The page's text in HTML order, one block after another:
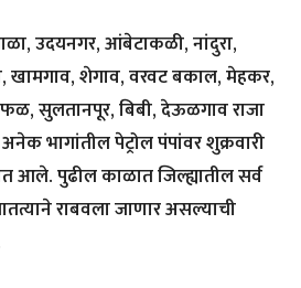
उदयनगर, आंबेटाकळी, नांदुरा,
खामगाव, शेगाव, वरवट बकाल, मेहकर,
सुलतानपूर, बिबी, देऊळगाव राजा
भागांतील पेट्रोल पंपांवर शुक्रवारी
आले. पुढील काळात जिल्ह्यातील सर्व
राबवला जाणार असल्याची